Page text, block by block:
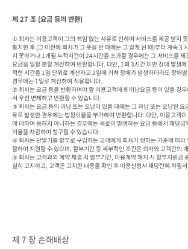
제 27 조 (요금 등의 반환)
① 회사는 이용고객이 그의 책임 없는 사유로 인하여 서비스를 제공 받지
통지한 후 (그 이전에 회사가 그 뜻을 안 때에는 그 알게 된 때)부터 계속 3
지 못하거나 1개월 누적시간이 24시간을 초과할 경우에는 그 서비스를 제
요금을 일할 분할 계산하여 반환합니다. 다만, 1회 3시간 미만 장애 발생
적한 시간을 1일 단위로 계산하고 2일에 거쳐 장애가 발생하더라도 장애
경우에는 1일로 계산하여 적용합니다.
② 회사는 요금 등을 반환하여야 할 이용고객에게 미납요금 등이 있을 경
서 우선 변제하고 반환할 수 있습니다.
③ 회사는 요금 등의 과납 또는 오납이 있을 때에는 그 과납 또는 오납된 요
유로 발생한 경우에는 법정이율을 부가하여 반환합니다. 다만, 이용고객
에 대하여 응하지 아니하는 경우에는 새로이 발생하는 요금 등에서 해당
이율을 차감하여 청구할 수 있습니다.
④ 회사는 단말기를 할부로 구입하는 고객에게 회사가 정하는 기준에 따라
할하여 지원할 수 있으며, 할부기간 등 세부적인 조건은 회사와 고객간의
⑤ 회사는 고객과의 계약 체결 시 할부기간, 이용계약 해지 시 할부지원금
실히 고지하고, 고객은 고지한 내용을 확인 후 이용신청서 해당란에 자필
제 7 장 손해배상